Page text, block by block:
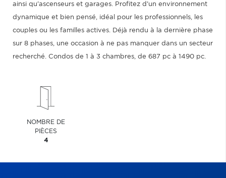
ainsi qu'ascenseurs et garages. Profitez d'un environnement
dynamique et bien pensé, idéal pour les professionnels, les
couples ou les familles actives. Déjà rendu à la dernière phase
sur 8 phases, une occasion à ne pas manquer dans un secteur
recherché. Condos de 1 à 3 chambres, de 687 pc à 1490 pc.
NOMBRE DE
PIÈCES
4